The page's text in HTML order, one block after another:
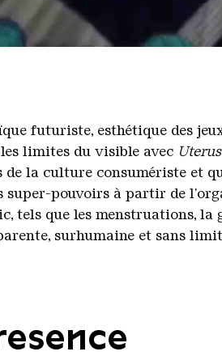
fullmversion Video
Berlin
futuriste, esthétique des
les limites du visible avec
de la culture consumériste et
super-pouvoirs à partir de
tels que les menstruations, la
surhumaine et sans